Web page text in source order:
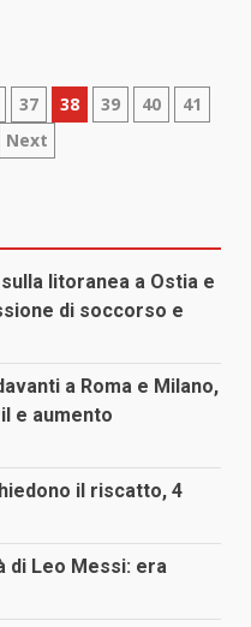
37 38 39 40
41
Next
litoranea a Ostia e
di soccorso e
a Roma e Milano,
e aumento
il riscatto, 4
di Leo Messi: era